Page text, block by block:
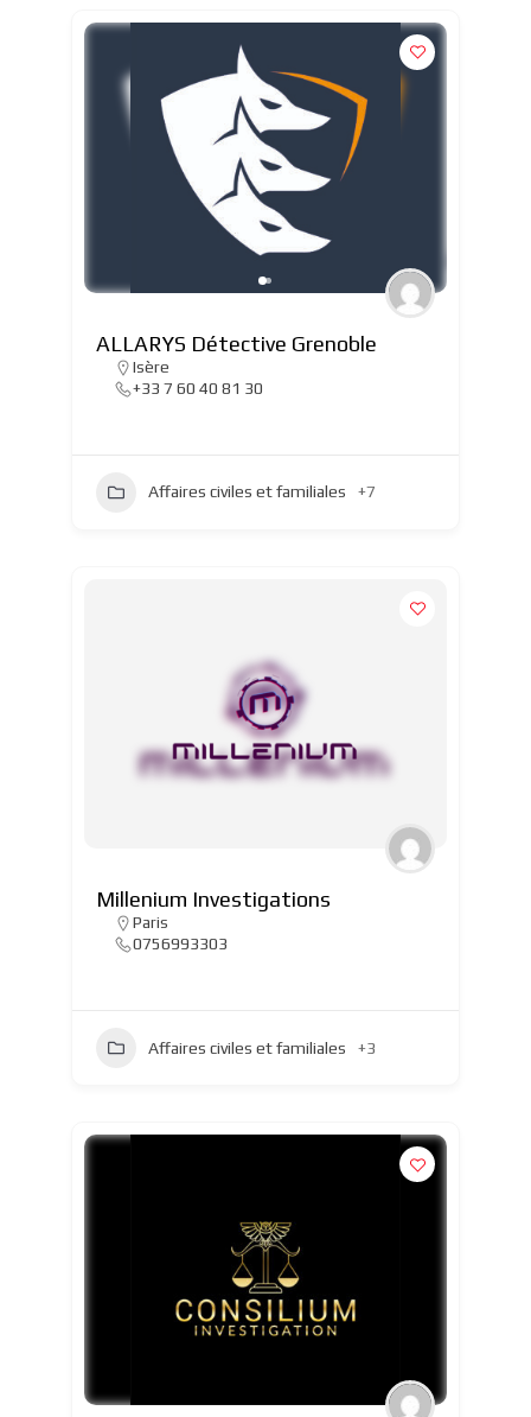
ALLARYS Détective Grenoble
Isère
+33 7 60 40 81 30
Affaires civiles et familiales +7
Millenium Investigations
Paris
0756993303
Affaires civiles et familiales +3